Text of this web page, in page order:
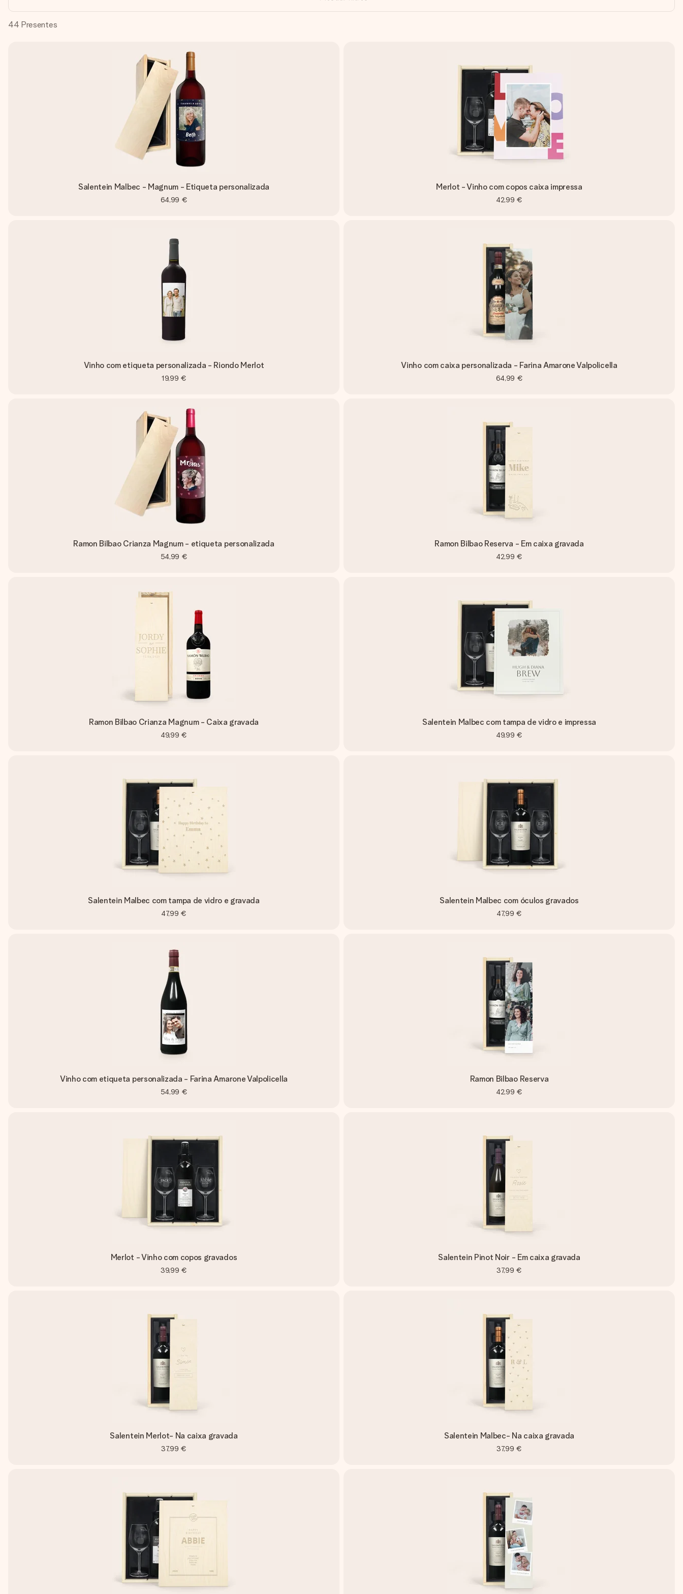
44 Presentes
Salentein Malbec - Magnum - Etiqueta personalizada
64,99 €
Merlot - Vinho com copos caixa impressa
42,99 €
Vinho com etiqueta personalizada - Riondo Merlot
19,99 €
Vinho com caixa personalizada - Farina Amarone Valpolicella
64,99 €
Ramon Bilbao Crianza Magnum - etiqueta personalizada
54,99 €
Ramon Bilbao Reserva - Em caixa gravada
42,99 €
Ramon Bilbao Crianza Magnum - Caixa gravada
49,99 €
Salentein Malbec com tampa de vidro e impressa
49,99 €
Salentein Malbec com tampa de vidro e gravada
47,99 €
Salentein Malbec com óculos gravados
47,99 €
Vinho com etiqueta personalizada - Farina Amarone Valpolicella
54,99 €
Ramon Bilbao Reserva
42,99 €
Merlot - Vinho com copos gravados
39,99 €
Salentein Pinot Noir - Em caixa gravada
37,99 €
Salentein Merlot- Na caixa gravada
37,99 €
Salentein Malbec- Na caixa gravada
37,99 €